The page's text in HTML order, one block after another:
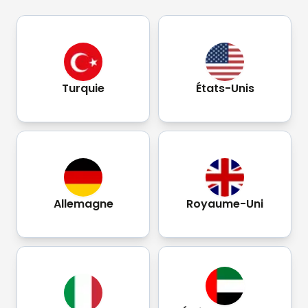
Turquie États-Unis
Allemagne Royaume-Uni